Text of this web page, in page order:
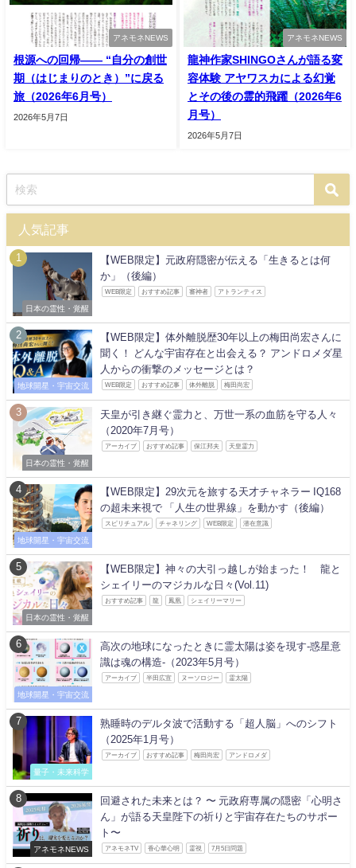
アネモネNEWS
根源への回帰—— “自分の創世
期（はじまりのとき）”に戻る
旅（2026年6月号）
2026年5月7日
アネモネNEWS
龍神作家SHINGOさんが語る変
容体験 アヤワスカによる幻覚
とその後の霊的飛躍（2026年6
月号）
2026年5月7日
人気記事
日本の霊性・覚醒
【WEB限定】元政府隠密が伝える「生きるとは何
か」（後編）
WEB限定 おすすめ記事 審神者 アトランティス
地球開星・宇宙交流
【WEB限定】体外離脱歴30年以上の梅田尚宏さんに
聞く！ どんな宇宙存在と出会える？ アンドロメダ星
人からの衝撃のメッセージとは？
WEB限定 おすすめ記事 体外離脱 梅田尚宏
日本の霊性・覚醒
天皇が引き継ぐ霊力と、万世一系の血筋を守る人々
（2020年7月号）
アーカイブ おすすめ記事 保江邦夫 天皇霊力
地球開星・宇宙交流
【WEB限定】29次元を旅する天才チャネラー IQ168
の超未来視で 「人生の世界線」を動かす（後編）
スピリチュアル チャネリング WEB限定 潜在意識
日本の霊性・覚醒
【WEB限定】神々の大引っ越しが始まった！ 龍と
シェイリーのマジカルな日々(Vol.11)
おすすめ記事 龍 鳳凰 シェイリーマリー
地球開星・宇宙交流
高次の地球になったときに霊太陽は姿を現す-惑星意
識は魂の構造-（2023年5月号）
アーカイブ 半田広宣 ヌーソロジー 霊太陽
量子・未来科学
熟睡時のデルタ波で活動する「超人脳」へのシフト
（2025年1月号）
アーカイブ おすすめ記事 梅田尚宏 アンドロメダ
アネモネNEWS
回避された未来とは？ 〜 元政府専属の隠密「心明さ
ん」が語る天皇陛下の祈りと宇宙存在たちのサポー
ト〜
アネモネTV 香心華心明 霊視 7月5日問題